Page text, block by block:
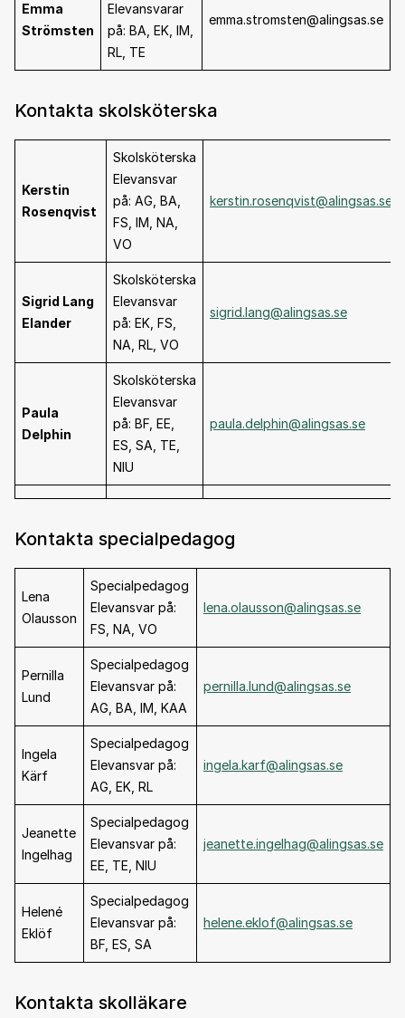
Emma
Strömsten
Elevansvarar
på: BA, EK, IM,
RL, TE
emma.stromsten@alingsas.se
Kontakta skolsköterska
Kerstin
Rosenqvist
Skolsköterska
Elevansvar
på: AG, BA,
FS, IM, NA,
VO
kerstin.rosenqvist@alingsas.se
Sigrid Lang
Elander
Skolsköterska
Elevansvar
på: EK, FS,
NA, RL, VO
sigrid.lang@alingsas.se
Paula
Delphin
Skolsköterska
Elevansvar
på: BF, EE,
ES, SA, TE,
NIU
paula.delphin@alingsas.se
Kontakta specialpedagog
Lena
Olausson
Specialpedagog
Elevansvar på:
FS, NA, VO
lena.olausson@alingsas.se
Pernilla
Lund
Specialpedagog
Elevansvar på:
AG, BA, IM, KAA
pernilla.lund@alingsas.se
Ingela
Kärf
Specialpedagog
Elevansvar på:
AG, EK, RL
ingela.karf@alingsas.se
Jeanette
Ingelhag
Specialpedagog
Elevansvar på:
EE, TE, NIU
jeanette.ingelhag@alingsas.se
Helené
Eklöf
Specialpedagog
Elevansvar på:
BF, ES, SA
helene.eklof@alingsas.se
Kontakta skolläkare